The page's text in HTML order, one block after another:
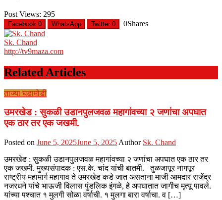
Post Views: 295
Facebook 0 WhatsApp Twitter 0 0Shares
Sk. Chand
http://tv9maza.com
Related Articles
ताज्या घडामोडी
उमरखेड : सुकळी उडानपुलजवळ महागांवच्या २ जणांचा अपघात
एक ठार तर एक जखमी.
Posted on June 5, 2025June 5, 2025 Author Sk. Chand
उमरखेड : सुकळी उडानपुलजवळ महागांवच्या २ जणांचा अपघात एक ठार तर
एक जखमी. मुख्यसंपादक : एस.के. चांद यांची बातमी. तुळजापूर नागपूर
राष्ट्रीय महामार्ग महागाव ते उमरखेड कडे जात असताना माजी आमदार राजेंद्र
नजरधने यांचे भाऊजी विलास पुंडलिक इंगळे, हे अपघातात जागीच मृत्यू पावले.
यांच्या पश्चात १ मुलगी सोळा वर्षाची. १ मुलगा बारा वर्षाचा. व […]